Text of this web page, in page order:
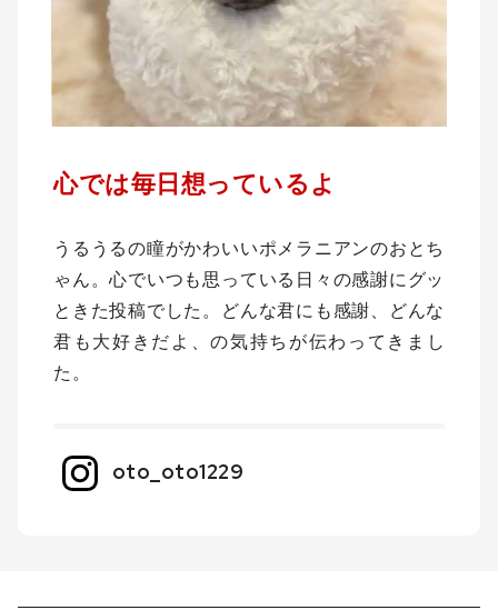
心では毎日想っているよ
うるうるの瞳がかわいいポメラニアンのおとち
ゃん。心でいつも思っている日々の感謝にグッ
ときた投稿でした。どんな君にも感謝、どんな
君も大好きだよ、の気持ちが伝わってきまし
た。
oto_oto1229